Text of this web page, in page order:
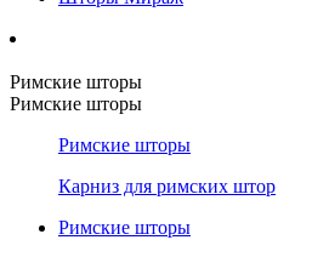
Римские шторы
Римские шторы
Римские шторы
Карниз для римских штор
Римские шторы